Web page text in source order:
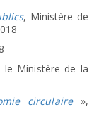
, Ministère de
le Ministère de la
circulaire»,